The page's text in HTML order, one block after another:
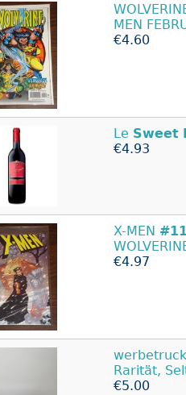
MEN
€4.60
Le Sweet
€4.93
X-MEN
€4.97
Rarität,
€5.00